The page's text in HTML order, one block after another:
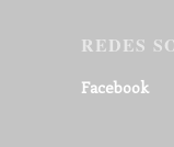
REDES
Facebook